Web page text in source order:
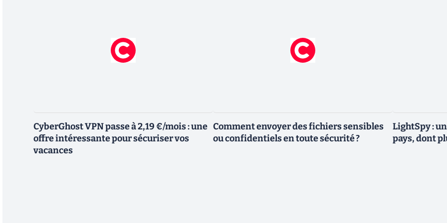
CyberGhost VPN passe à 2,19 €/mois : une
offre intéressante pour sécuriser vos
vacances
Comment envoyer des fichiers sensibles
ou confidentiels en toute sécurité ?
LightSpy :
pays, dont